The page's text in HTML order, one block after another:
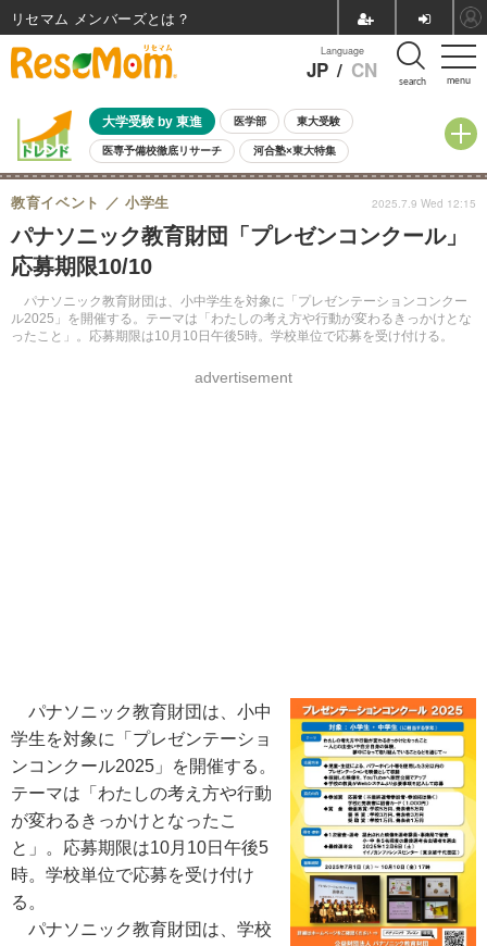
menu
Language
JP / CN search
大学受験 by 東進 医学部 東大受験
医専予備校徹底リサーチ 河合塾×東大特集
親子で考える大学選び 高校受験 中学受験 小学校受験
共通テスト 夏休み
8月開催イベント・WS 全国公立高校 過去問 人気記事
自由研究教材（小学生向け）
パナソニック教育財団「プレゼンコンクール」
応募期限10/10
パナソニック教育財団は、小中学生を対象に「プレゼンテーションコンクー
ル2025」を開催する。テーマは「わたしの考え方や行動が変わるきっかけとな
ったこと」。応募期限は10月10日午後5時。学校単位で応募を受け付ける。
教育イベント 小学生
advertisement
2025.7.9 Wed 12:15
パナソニック教育財団は、小中
学生を対象に「プレゼンテーショ
ンコンクール2025」を開催する。
テーマは「わたしの考え方や行動
が変わるきっかけとなったこ
と」。応募期限は10月10日午後5
時。学校単位で応募を受け付け
る。
パナソニック教育財団は、学校
リセマム メンバーズ